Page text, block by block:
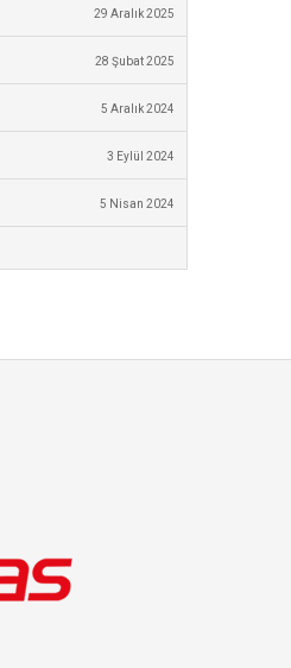
29 Aralık 2025
28 Şubat 2025
5 Aralık 2024
3 Eylül 2024
5 Nisan 2024